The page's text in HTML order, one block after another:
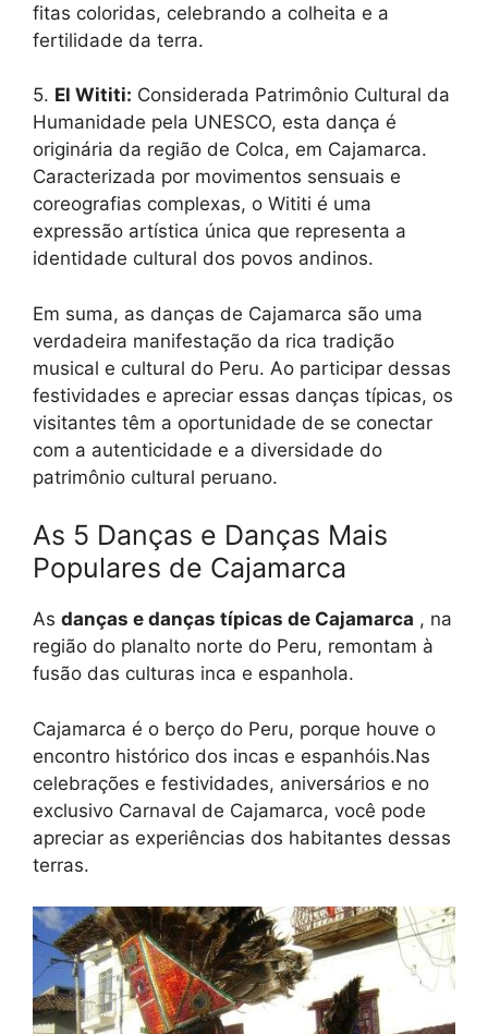
fitas coloridas, celebrando a colheita e a
fertilidade da terra.
5. El Wititi: Considerada Patrimônio Cultural da
Humanidade pela UNESCO, esta dança é
originária da região de Colca, em Cajamarca.
Caracterizada por movimentos sensuais e
coreografias complexas, o Wititi é uma
expressão artística única que representa a
identidade cultural dos povos andinos.
Em suma, as danças de Cajamarca são uma
verdadeira manifestação da rica tradição
musical e cultural do Peru. Ao participar dessas
festividades e apreciar essas danças típicas, os
visitantes têm a oportunidade de se conectar
com a autenticidade e a diversidade do
patrimônio cultural peruano.
As 5 Danças e Danças Mais
Populares de Cajamarca
As danças e danças típicas de Cajamarca , na
região do planalto norte do Peru, remontam à
fusão das culturas inca e espanhola.
Cajamarca é o berço do Peru, porque houve o
encontro histórico dos incas e espanhóis.Nas
celebrações e festividades, aniversários e no
exclusivo Carnaval de Cajamarca, você pode
apreciar as experiências dos habitantes dessas
terras.